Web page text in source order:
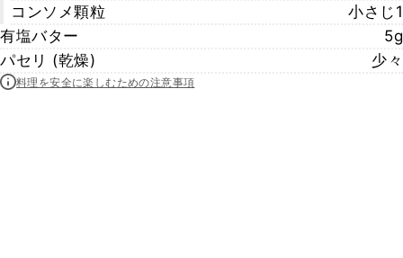
コンソメ顆粒
小さじ1
有塩バター
5g
パセリ (乾燥)
少々
料理を安全に楽しむための注意事項